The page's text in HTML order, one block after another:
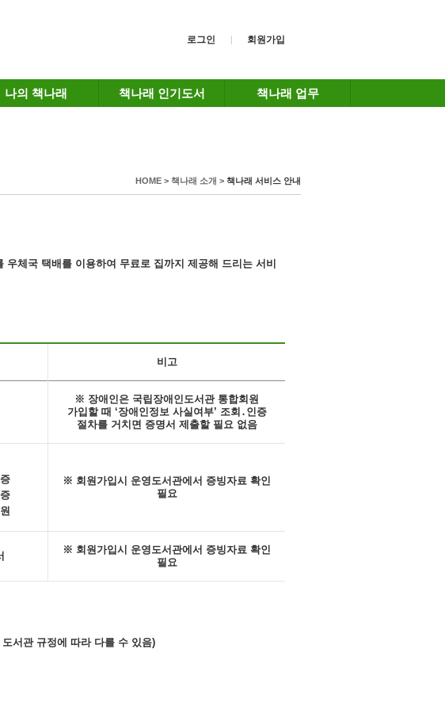
로그인 회원가입
나의 책나래 책나래 인기도서 책나래 업무
HOME > 책나래 소개 > 책나래 서비스 안내
우체국 택배를 이용하여 무료로 집까지 제공해 드리는 서비
비고
※ 장애인은 국립장애인도서관 통합회원
가입할 때 ‘장애인정보 사실여부’ 조회․인증
절차를 거치면 증명서 제출할 필요 없음
※ 회원가입시 운영도서관에서 증빙자료 확인
필요
※ 회원가입시 운영도서관에서 증빙자료 확인
필요
서관 규정에 따라 다를 수 있음)